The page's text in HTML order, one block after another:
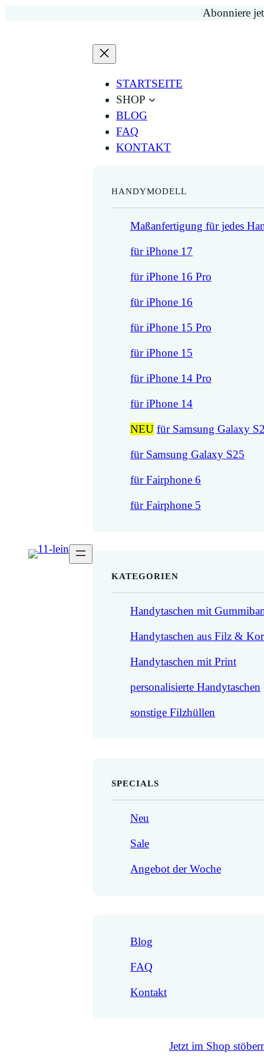
Abonniere
STARTSEITE
SHOP
BLOG
FAQ
KONTAKT
HANDYMODELL
Maßanfertigung für jedes
für iPhone 17
für iPhone 16 Pro
für iPhone 16
für iPhone 15 Pro
für iPhone 15
für iPhone 14 Pro
für iPhone 14
NEU für Samsung Galaxy
für Samsung Galaxy S25
für Fairphone 6
für Fairphone 5
KATEGORIEN
Handytaschen mit
Handytaschen aus Filz &
Handytaschen mit Print
personalisierte Handytaschen
sonstige Filzhüllen
SPECIALS
Neu
Sale
Angebot der Woche
Blog
FAQ
Kontakt
Jetzt im Shop